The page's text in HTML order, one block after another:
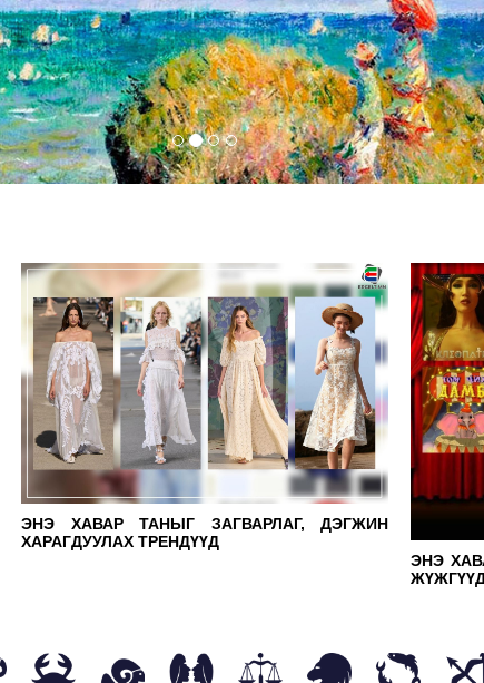
дүгээр
ЭНЭ ХАВАР ТАНЫГ ЗАГВАРЛАГ, ДЭГЖИН
ХАРАГДУУЛАХ ТРЕНДҮҮД
ЭНЭ